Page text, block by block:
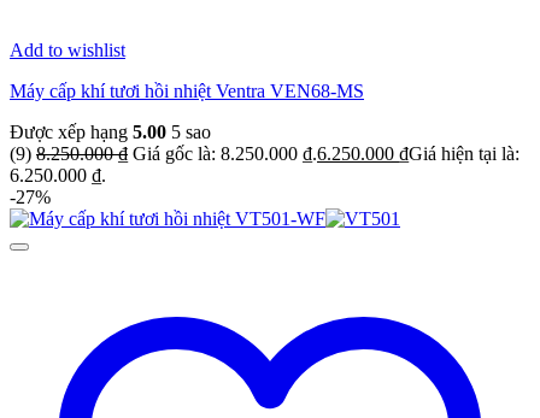
Add to wishlist
Máy cấp khí tươi hồi nhiệt Ventra VEN68-MS
Được xếp hạng 5.00 5 sao
(9) 8.250.000₫ Giá gốc là: 8.250.000 ₫.6.250.000 ₫Giá hiện tại là:
6.250.000 ₫.
-27%